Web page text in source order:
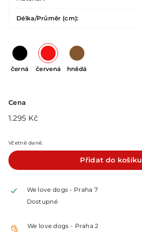
Délka/Průměr (cm):
černá červená hnědá
Cena
Běžná
1.295 Kč1.295
Včetně daně.
Přidat do košíku
We love dogs - Praha 7
Dostupné
We love dogs - Praha 2